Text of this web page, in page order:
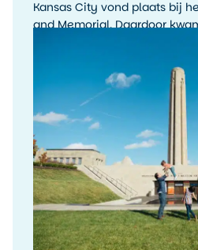
Kansas City vond plaats bij
and Memorial. Daardoor